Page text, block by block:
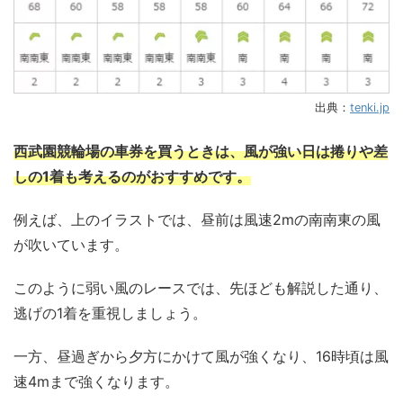
出典： tenki.jp
西武園競輪場の車券を買うときは、風が強い日は捲りや差
しの1着も考えるのがおすすめです。
例えば、上のイラストでは、昼前は風速2mの南南東の風
が吹いています。
このように弱い風のレースでは、先ほども解説した通り、
逃げの1着を重視しましょう。
一方、昼過ぎから夕方にかけて風が強くなり、16時頃は風
速4mまで強くなります。